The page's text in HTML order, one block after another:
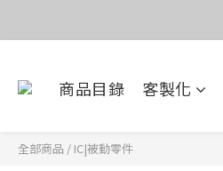
商品目錄 客製化
全部商品 / IC|被動零件